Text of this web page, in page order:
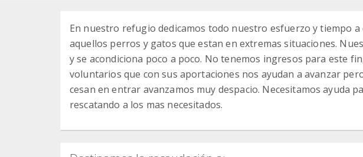
En nuestro refugio dedicamos todo nuestro esfuerzo y tiempo a
aquellos perros y gatos que estan en extremas situaciones.
y se acondiciona poco a poco. No tenemos ingresos para este
voluntarios que con sus aportaciones nos ayudan a avanzar
cesan en entrar avanzamos muy despacio. Necesitamos ayuda
rescatando a los mas necesitados.